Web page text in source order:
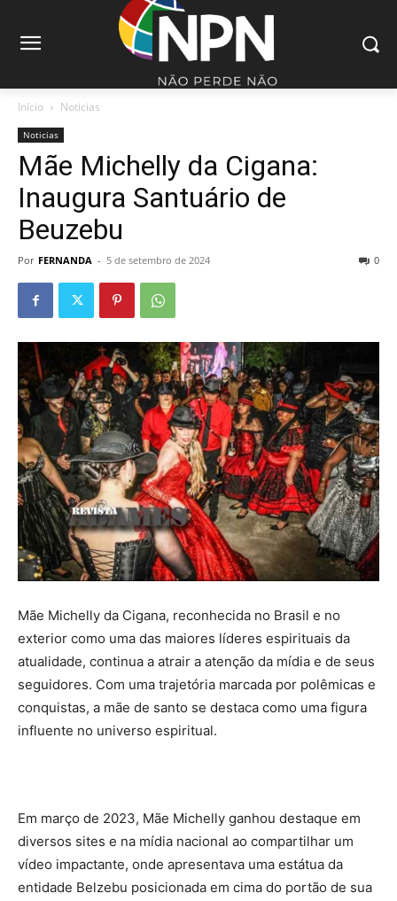
Início Noticias
Noticias
Mãe Michelly da Cigana:
Inaugura Santuário de
Beuzebu
Por FERNANDA - 5 de setembro de 2024 0
Mãe Michelly da Cigana, reconhecida no Brasil e no
exterior como uma das maiores líderes espirituais da
atualidade, continua a atrair a atenção da mídia e de seus
seguidores. Com uma trajetória marcada por polêmicas e
conquistas, a mãe de santo se destaca como uma figura
influente no universo espiritual.
Em março de 2023, Mãe Michelly ganhou destaque em
diversos sites e na mídia nacional ao compartilhar um
vídeo impactante, onde apresentava uma estátua da
entidade Belzebu posicionada em cima do portão de sua